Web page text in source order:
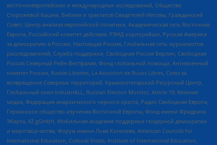
восточноевропейских и международных исследований, Общество
Сторожевой башни, Библии и трактатов Свидетелей Иеговы, Гражданский
Совет, Центр анализа европейской политики, Академическая сеть Восточная
Европа, Российский комитет действия, РЭНД корпорейшн, Русская Америка
за демократию в России, Настоящая Россия, Глобальная сеть журналистов-
расследователей, Служба поддержки, Свободная Россия Берлин, Свободная
Россия Северный Рейн-Вестфалия, Фонд глобальной помощи, Антивоенный
комитет России, Russie-Libertes, La Asocicion de Rusos Libres, Союз за
возвращение Северных территорий, Крымскотатарский Ресурсный Центр,
Глобальный союз IndustriALL, Russian Election Monitor, Article 19, Мнение
медиа, Федерация анархического черного креста, Радио Свободная Европа,
Германское общество изучения Восточной Европы, Фонд имени Фридриха
Эберта, XZ gGmbH, Мобильная академия поддержки гендерной демократии
и миротворчества, Форум имени Льва Копелева, American Councils for
International Education, Cultural Vistas, Institute of International Education,